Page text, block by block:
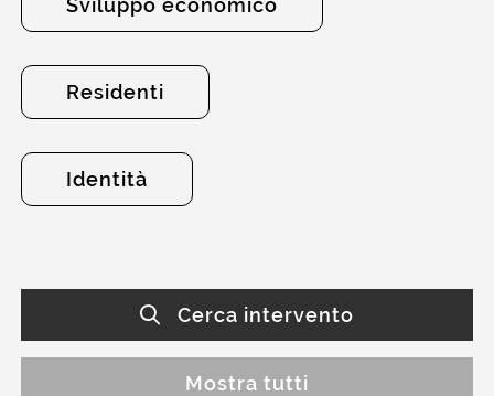
Sviluppo economico
Residenti
Identità
Cerca intervento
Mostra tutti